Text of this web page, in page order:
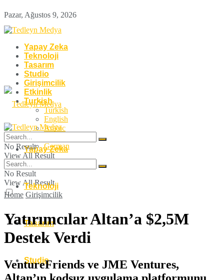
Pazar, Ağustos 9, 2026
Yapay Zeka
Teknoloji
Tasarım
Studio
Girişimcilik
Etkinlik
Turkish
Turkish
English
Arabic
German
No Result
View All Result
Yapay Zeka
Teknoloji
Tasarım
Studio
No Result
View All Result
Home Girişimcilik
Yatırımcılar Altan’a $2,5M
Destek Verdi
VentureFriends ve JME Ventures,